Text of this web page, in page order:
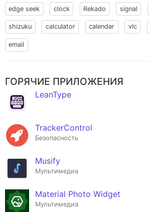
edge seek clock Rekado signal
shizuku calculator calendar vlc
email
ГОРЯЧИЕ ПРИЛОЖЕНИЯ
LeanType
TrackerControl
Безопасность
Musify
Мультимедиа
Material Photo Widget
Мультимедиа